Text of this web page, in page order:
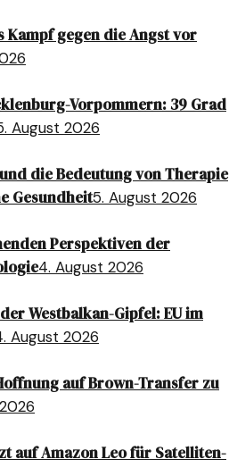
Kampf gegen die Angst vor
Vorpommern: 39 Grad
August 2026
die Bedeutung von Therapie
Gesundheit5. August 2026
Perspektiven der
4. August 2026
Westbalkan-Gipfel: EU im
August 2026
auf Brown-Transfer zu
auf Amazon Leo für Satelliten-